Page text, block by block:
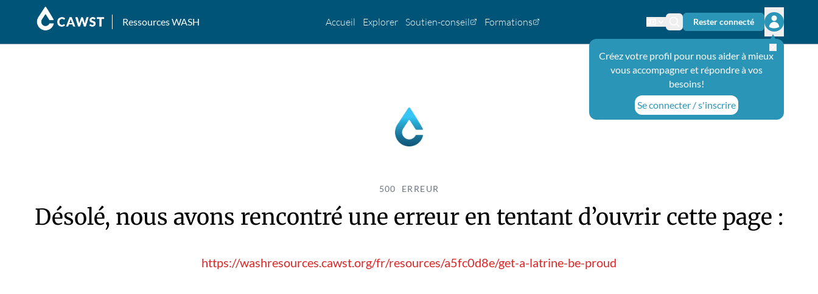
Ressources WASH Accueil Explorer Soutien-conseil Formations Changer de langue
Icône de recherche
Rester connecté
Ouvrir le
Créez votre profil pour nous aider à mieux
vous accompagner et répondre à vos
besoins!
Se connecter / s'inscrire
500 ERREUR
Désolé, nous avons rencontré une erreur en tentant d’ouvrir cette page :
https://washresources.cawst.org/fr/resources/a5fc0d8e/get-a-latrine-be-proud